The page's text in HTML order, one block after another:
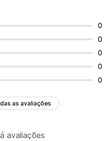
0
0
0
0
0
as avaliações
avaliações